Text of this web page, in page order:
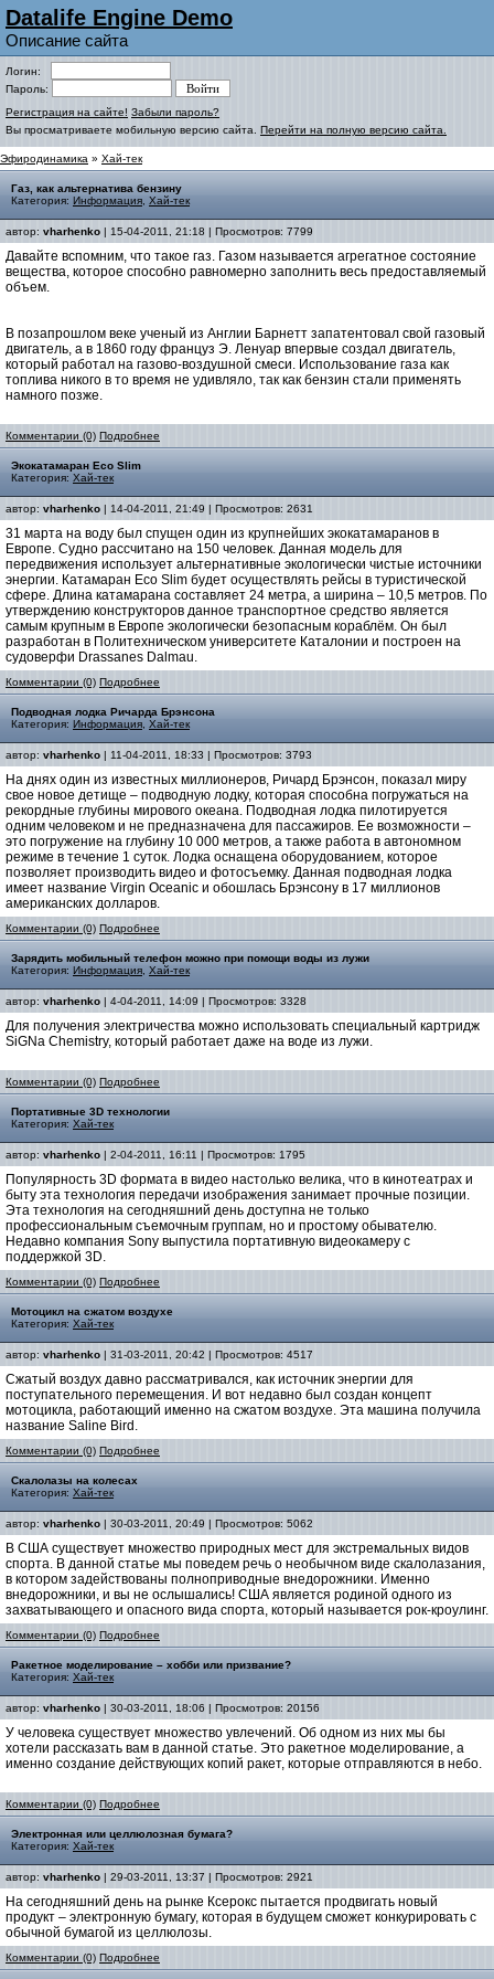
Datalife Engine Demo
Описание сайта
Логин:
Пароль:
Регистрация на сайте! Забыли пароль?
Вы просматриваете мобильную версию сайта. Перейти на полную версию сайта.
Эфиродинамика » Хай-тек
Газ, как альтернатива бензину
Категория: Информация Хай-тек
автор: vharhenko | 15-04-2011, 21:18 | Просмотров: 7799
Давайте вспомним, что такое газ. Газом называется агрегатное состояние
вещества, которое способно равномерно заполнить весь предоставляемый
объем.
В позапрошлом веке ученый из Англии Барнетт запатентовал свой газовый
двигатель, а в 1860 году француз Э. Ленуар впервые создал двигатель,
который работал на газово-воздушной смеси. Использование газа как
топлива никого в то время не удивляло, так как бензин стали применять
намного позже.
Комментарии (0) Подробнее
Экокатамаран Eco Slim
Категория: Хай-тек
автор: vharhenko | 14-04-2011, 21:49 | Просмотров: 2631
31 марта на воду был спущен один из крупнейших экокатамаранов в
Европе. Судно рассчитано на 150 человек. Данная модель для
передвижения использует альтернативные экологически чистые источники
энергии. Катамаран Eco Slim будет осуществлять рейсы в туристической
сфере. Длина катамарана составляет 24 метра, а ширина – 10,5 метров. По
утверждению конструкторов данное транспортное средство является
самым крупным в Европе экологически безопасным кораблём. Он был
разработан в Политехническом университете Каталонии и построен на
судоверфи Drassanes Dalmau.
Комментарии (0) Подробнее
Подводная лодка Ричарда Брэнсона
Категория: Информация Хай-тек
автор: vharhenko | 11-04-2011, 18:33 | Просмотров: 3793
На днях один из известных миллионеров, Ричард Брэнсон, показал миру
свое новое детище – подводную лодку, которая способна погружаться на
рекордные глубины мирового океана. Подводная лодка пилотируется
одним человеком и не предназначена для пассажиров. Ее возможности –
это погружение на глубину 10 000 метров, а также работа в автономном
режиме в течение 1 суток. Лодка оснащена оборудованием, которое
позволяет производить видео и фотосъемку. Данная подводная лодка
имеет название Virgin Oceanic и обошлась Брэнсону в 17 миллионов
американских долларов.
Комментарии (0) Подробнее
Зарядить мобильный телефон можно при помощи воды из лужи
Категория: Информация Хай-тек
автор: vharhenko | 4-04-2011, 14:09 | Просмотров: 3328
Для получения электричества можно использовать специальный картридж
SiGNa Chemistry, который работает даже на воде из лужи.
Комментарии (0) Подробнее
Портативные 3D технологии
Категория: Хай-тек
автор: vharhenko | 2-04-2011, 16:11 | Просмотров: 1795
Популярность 3D формата в видео настолько велика, что в кинотеатрах и
быту эта технология передачи изображения занимает прочные позиции.
Эта технология на сегодняшний день доступна не только
профессиональным съемочным группам, но и простому обывателю.
Недавно компания Sony выпустила портативную видеокамеру с
поддержкой 3D.
Комментарии (0) Подробнее
Мотоцикл на сжатом воздухе
Категория: Хай-тек
автор: vharhenko | 31-03-2011, 20:42 | Просмотров: 4517
Сжатый воздух давно рассматривался, как источник энергии для
поступательного перемещения. И вот недавно был создан концепт
мотоцикла, работающий именно на сжатом воздухе. Эта машина получила
название Saline Bird.
Комментарии (0) Подробнее
Скалолазы на колесах
Категория: Хай-тек
автор: vharhenko | 30-03-2011, 20:49 | Просмотров: 5062
В США существует множество природных мест для экстремальных видов
спорта. В данной статье мы поведем речь о необычном виде скалолазания,
в котором задействованы полноприводные внедорожники. Именно
внедорожники, и вы не ослышались! США является родиной одного из
захватывающего и опасного вида спорта, который называется рок-кроулинг.
Комментарии (0) Подробнее
Ракетное моделирование – хобби или призвание?
Категория: Хай-тек
автор: vharhenko | 30-03-2011, 18:06 | Просмотров: 20156
У человека существует множество увлечений. Об одном из них мы бы
хотели рассказать вам в данной статье. Это ракетное моделирование, а
именно создание действующих копий ракет, которые отправляются в небо.
Комментарии (0) Подробнее
Электронная или целлюлозная бумага?
Категория: Хай-тек
автор: vharhenko | 29-03-2011, 13:37 | Просмотров: 2921
На сегодняшний день на рынке Ксерокс пытается продвигать новый
продукт – электронную бумагу, которая в будущем сможет конкурировать с
обычной бумагой из целлюлозы.
Комментарии (0) Подробнее